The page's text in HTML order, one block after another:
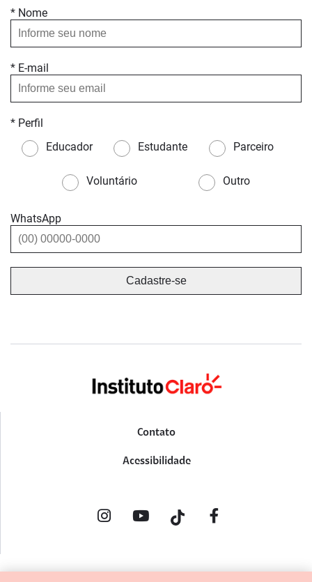
* Nome
* E-mail
* Perfil
Educador
Estudante Parceiro
Voluntário Outro
WhatsApp
Contato
Acessibilidade